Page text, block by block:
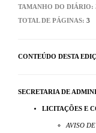
TAMANHO DO DIÁRIO:
TOTAL DE PÁGINAS: 3
CONTEÚDO DESTA
SECRETARIA DE
LICITAÇÕES E
AVISO